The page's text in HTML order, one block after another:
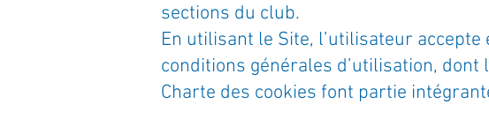
sections du club.
En utilisant le Site, l’utilisateur
conditions générales d’utilisation, dont
Charte des cookies font partie